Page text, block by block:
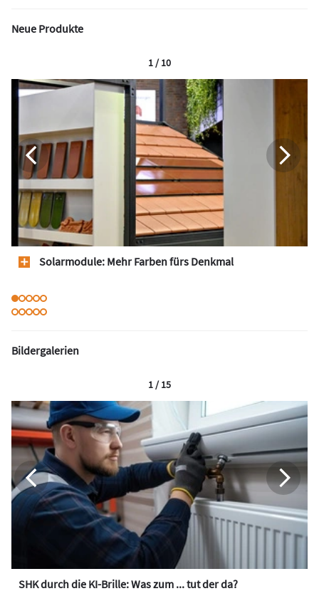
Neue Produkte
Solarmodule: Mehr Farben fürs Denkmal
1 / 10
Bildergalerien
SHK durch die KI-Brille: Was zum ... tut der da?
1 / 15